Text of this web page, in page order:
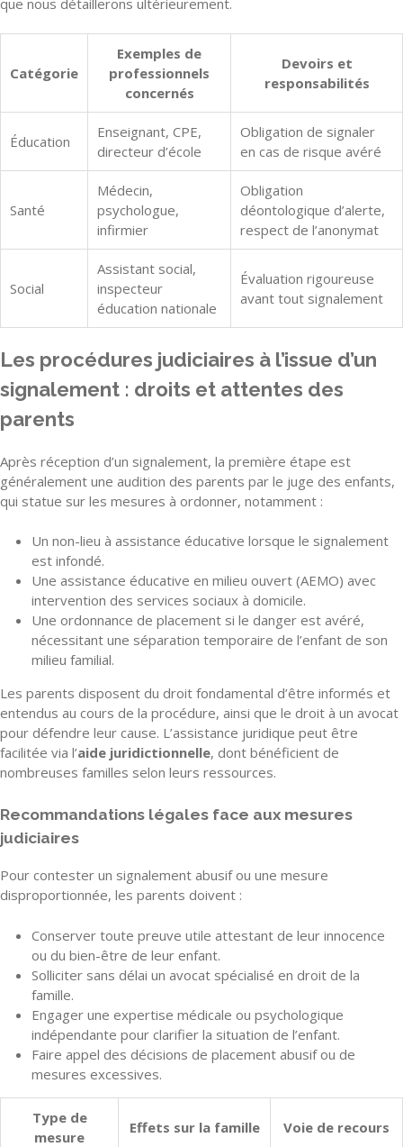
Catégorie
Exemples de
professionnels
concernés
Devoirs et
responsabilités
Éducation
Enseignant, CPE,
directeur d’école
Obligation de signaler
en cas de risque avéré
Santé
Médecin,
psychologue,
infirmier
Obligation
déontologique d’alerte,
respect de l’anonymat
Social
Assistant social,
inspecteur
éducation nationale
Évaluation rigoureuse
avant tout signalement
Les procédures judiciaires à l’issue d’un
signalement : droits et attentes des
parents
Après réception d’un signalement, la première étape est
généralement une audition des parents par le juge des enfants,
qui statue sur les mesures à ordonner, notamment :
Un non-lieu à assistance éducative lorsque le signalement
est infondé.
Une assistance éducative en milieu ouvert (AEMO) avec
intervention des services sociaux à domicile.
Une ordonnance de placement si le danger est avéré,
nécessitant une séparation temporaire de l’enfant de son
milieu familial.
Les parents disposent du droit fondamental d’être informés et
entendus au cours de la procédure, ainsi que le droit à un avocat
pour défendre leur cause. L’assistance juridique peut être
facilitée via l’aide juridictionnelle, dont bénéficient de
nombreuses familles selon leurs ressources.
Recommandations légales face aux mesures
judiciaires
Pour contester un signalement abusif ou une mesure
disproportionnée, les parents doivent :
Conserver toute preuve utile attestant de leur innocence
ou du bien-être de leur enfant.
Solliciter sans délai un avocat spécialisé en droit de la
famille.
Engager une expertise médicale ou psychologique
indépendante pour clarifier la situation de l’enfant.
Faire appel des décisions de placement abusif ou de
mesures excessives.
Type de
mesure
Effets sur la famille Voie de recours